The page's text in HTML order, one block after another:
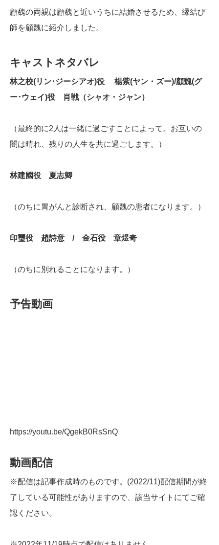
顧魏の両親は顧魏と近いうちに結婚させるため、縁結び
師を顧魏に紹介しました。
キャストネタバレ
林之校(リン･ジーシアオ)役 楊紫(ヤン・ズー)/顧魏(グ
ー･ウェイ)役 肖戦（シャオ・ジャン）
（最終的に2人は一緒に過ごすことによって。お互いの
闇は晴れ、残りの人生を共に過ごします。）
林建國役 夏志卿
（のちに胃がんと診断され、顧魏の患者になります。）
印璽役 趙詩意 / 金石役 章煜奇
（のちに別れることになります。）
予告動画
https://youtu.be/QgekB0RsSnQ
動画配信
※配信は記事作成時のものです。(2022/11)配信期間が終
了している可能性がありますので、該当サイトにてご確
認ください。